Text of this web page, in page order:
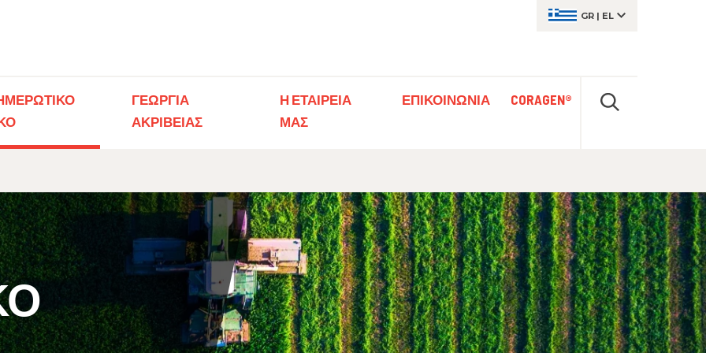
GR | EL
ΓΕΩΡΓΊΑ
ΑΚΡΙΒΕΊΑΣ
Η ΕΤΑΙΡΕΙΑ
ΜΑΣ​
ΕΠΙΚΟΙΝΩΝΙΑ CORAGEN®